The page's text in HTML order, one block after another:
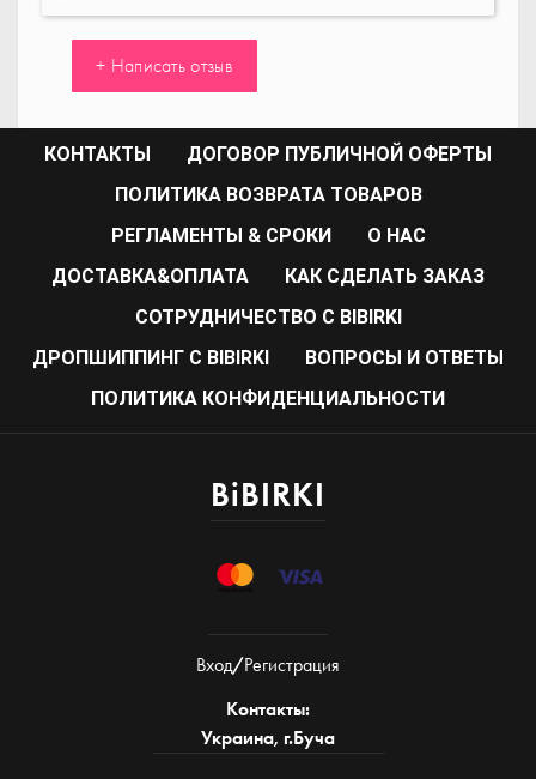
+ Написать отзыв
КОНТАКТЫ
ДОГОВОР ПУБЛИЧНОЙ ОФЕРТЫ
ПОЛИТИКА ВОЗВРАТА ТОВАРОВ
РЕГЛАМЕНТЫ & СРОКИ
О НАС
ДОСТАВКА&ОПЛАТА
КАК СДЕЛАТЬ ЗАКАЗ
CОТРУДНИЧЕСТВО С BIBIRKI
ДРОПШИППИНГ С BIBIRKI
ВОПРОСЫ И ОТВЕТЫ
ПОЛИТИКА КОНФИДЕНЦИАЛЬНОСТИ
BiBIRKI
Вход/Регистрация
Контакты:
Украина, г.Буча